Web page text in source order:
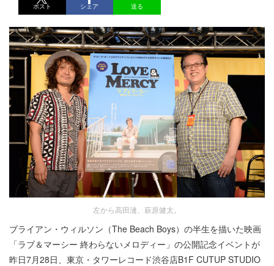
ポスト シェア 送る
左から高田漣、萩原健太。
ブライアン・ウィルソン（The Beach Boys）の半生を描いた映画
「ラブ＆マーシー 終わらないメロディー」の公開記念イベントが
昨日7月28日、東京・タワーレコード渋谷店B1F CUTUP STUDIO